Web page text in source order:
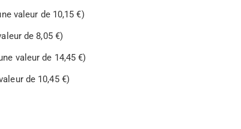
valeur de 10,15 €)
de 8,05 €)
valeur de 14,45 €)
de 10,45 €)